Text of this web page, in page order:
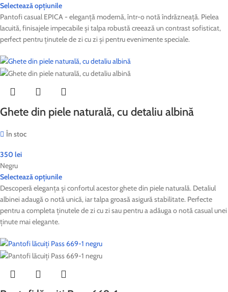
Selectează opțiunile
Pantofi casual EPICA - eleganță modernă, într-o notă îndrăzneață. Pielea
lacuită, finisajele impecabile și talpa robustă creează un contrast sofisticat,
perfect pentru ținutele de zi cu zi și pentru evenimente speciale.
Ghete din piele naturală, cu detaliu albină
În stoc
350 lei
Negru
Selectează opțiunile
Descoperă eleganța și confortul acestor ghete din piele naturală. Detaliul
albinei adaugă o notă unică, iar talpa groasă asigură stabilitate. Perfecte
pentru a completa ținutele de zi cu zi sau pentru a adăuga o notă casual unei
ținute mai elegante.